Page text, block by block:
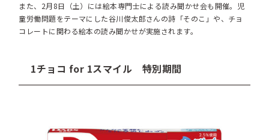
また、2月8日（土）には絵本専門士による読み聞かせ会も開催。児
童労働問題をテーマにした谷川俊太郎さんの詩「そのこ」や、チョ
コレートに関わる絵本の読み聞かせが実施されます。
1チョコ for 1スマイル 特別期間